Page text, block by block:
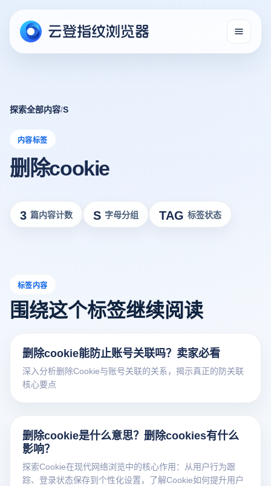
探索全部内容/S
内容标签
删除cookie
3 篇内容计数 S 字母分组 TAG 标签状态
标签内容
围绕这个标签继续阅读
删除cookie能防止账号关联吗？卖家必看
深入分析删除Cookie与账号关联的关系，揭示真正的防关联
核心要点
删除cookie是什么意思？删除cookies有什么
影响？
探索Cookie在现代网络浏览中的核心作用：从用户行为跟
踪、登录状态保存到个性化设置，了解Cookie如何提升用户